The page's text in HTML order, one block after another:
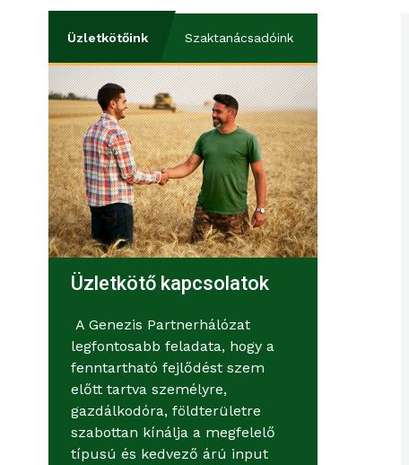
Üzletkötőink Szaktanácsadóink
Üzletkötő kapcsolatok
A Genezis Partnerhálózat
legfontosabb feladata, hogy a
fenntartható fejlődést szem
előtt tartva személyre,
gazdálkodóra, földterületre
szabottan kínálja a megfelelő
típusú és kedvező árú input